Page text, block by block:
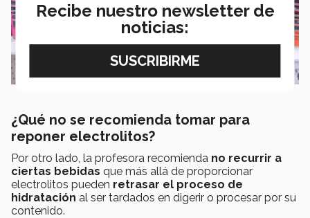
¿Qué no se recomienda tomar para
reponer electrolitos?
Por otro lado, la profesora recomienda no recurrir a
ciertas bebidas que más allá de proporcionar
electrolitos pueden retrasar el proceso de
hidratación al ser tardados en digerir o procesar por su
contenido.
Recibe nuestro newsletter de
noticias: